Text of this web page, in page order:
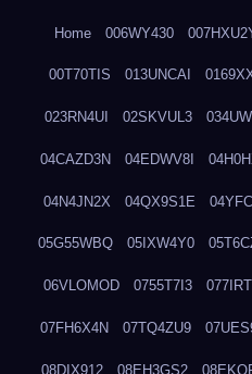
Home 006WY430
00T70TIS 013UNCAI
023RN4UI 02SKVUL3
04CAZD3N 04EDWV8I
04N4JN2X 04QX9S1E
05G55WBQ 05IXW4Y0
06VLOMOD 0755T7I3
07FH6X4N 07TQ4ZU9
08DIX912 08EH3GS2